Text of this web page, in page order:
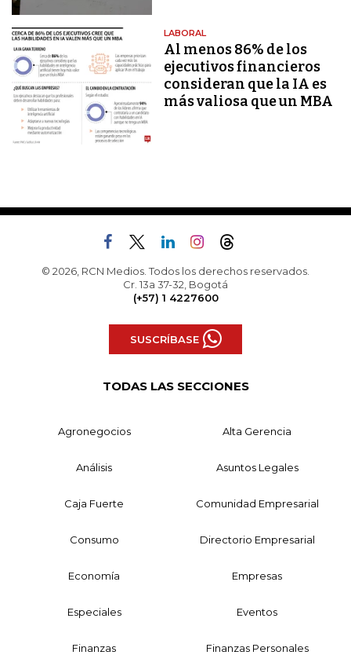
LABORAL
Al menos 86% de los
ejecutivos financieros
consideran que la IA es
más valiosa que un MBA
© 2026, RCN Medios. Todos los derechos reservados.
Cr. 13a 37-32, Bogotá
(+57) 1 4227600
SUSCRÍBASE
TODAS LAS SECCIONES
Agronegocios Alta Gerencia
Análisis Asuntos Legales
Caja Fuerte Comunidad Empresarial
Consumo Directorio Empresarial
Economía Empresas
Especiales Eventos
Finanzas Finanzas Personales